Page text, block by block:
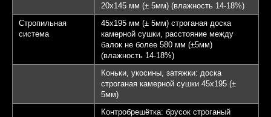
20х145 мм (± 5мм) (влажность 14-18%)
Стропильная
система
45х195 мм (± 5мм) строганая доска
камерной сушки, расстояние между
балок не более 580 мм (±5мм)
(влажность 14-18%)
Коньки, укосины, затяжки: доска
строганая камерной сушки 45х195 (±
5мм)
Контробрешётка: брусок строганый